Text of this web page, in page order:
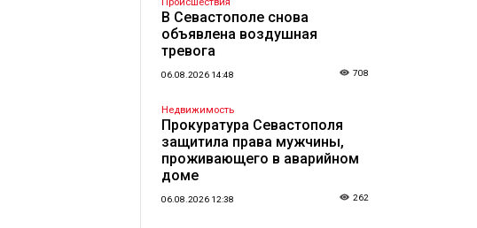
В Севастополе снова
объявлена воздушная
тревога
06.08.2026 14:48 708
Недвижимость
Прокуратура Севастополя
защитила права мужчины,
проживающего в аварийном
доме
06.08.2026 12:38 262